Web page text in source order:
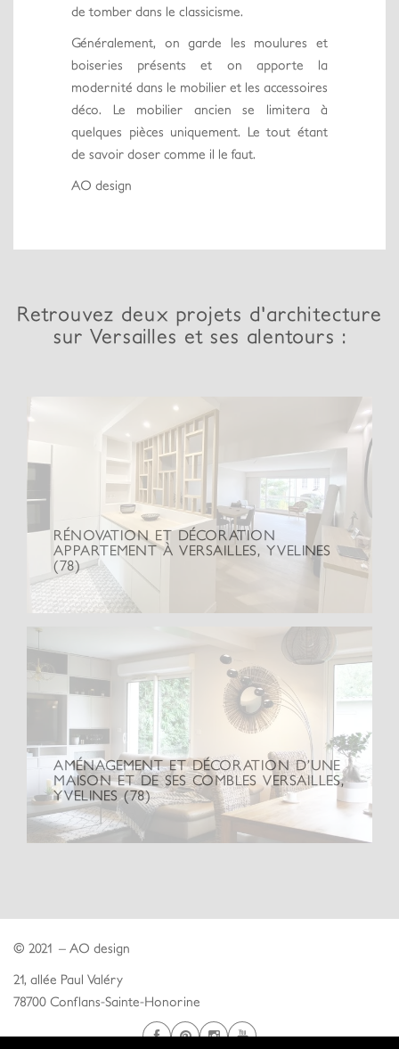
de tomber dans le classicisme.
Généralement, on garde les moulures et
boiseries présents et on apporte la
modernité dans le mobilier et les accessoires
déco. Le mobilier ancien se limitera à
quelques pièces uniquement. Le tout étant
de savoir doser comme il le faut.
AO design
Retrouvez deux projets d'architecture
sur Versailles et ses alentours :
RÉNOVATION ET DÉCORATION
APPARTEMENT À VERSAILLES, YVELINES
(78)
AMÉNAGEMENT ET DÉCORATION D’UNE
MAISON ET DE SES COMBLES VERSAILLES,
YVELINES (78)
© 2021 – AO design
21, allée Paul Valéry
78700 Conflans-Sainte-Honorine